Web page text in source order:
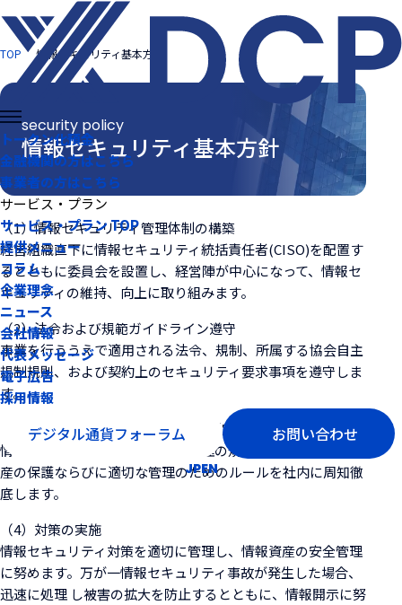
トークン化預金
金融機関の方はこちら
事業者の方はこちら
サービス・プラン
サービス・プラン TOP
提供メニュー
コラム
企業理念
ニュース
会社情報
代表メッセージ
電子広告
採用情報
デジタル通貨フォーラム お問い合わせ
JPEN
TOP 情報セキュリティ基本方針
情報セキュリティ基本方針
（1）情報セキュリティ管理体制の構築
経営組織直下に情報セキュリティ統括責任者(CISO)を配置す
るとともに委員会を設置し、経営陣が中心になって、情報セ
キュリティの維持、向上に取り組みます。
（2）法令および規範ガイドライン遵守
事業を行ううえで適用される法令、規制、所属する協会自主
規制規則、および契約上のセキュリティ要求事項を遵守しま
す。
（3）情報セキュリティ管理規程の制定
情報セキュリティに関する各種管理の規程を整備し、情報資
産の保護ならびに適切な管理のためのルールを社内に周知徹
底します。
（4）対策の実施
情報セキュリティ対策を適切に管理し、情報資産の安全管理
に努めます。万が一情報セキュリティ事故が発生した場合、
迅速に処理 し被害の拡大を防止するとともに、情報開示に努